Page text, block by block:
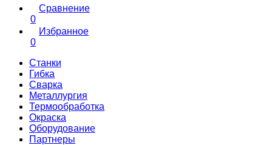
Сравнение
0
Избранное
0
Станки
Гибка
Сварка
Металлургия
Термообработка
Окраска
Оборудование
Партнеры